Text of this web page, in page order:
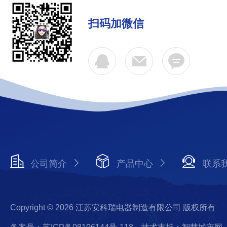
扫码加微信
公司简介 产品中心 联系
Copyright © 2026 江苏安科瑞电器制造有限公司 版权所有